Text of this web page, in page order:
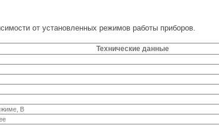
от установленных режимов работы приборов.
Технические данные
В